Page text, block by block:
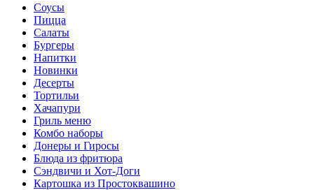
Соусы
Пицца
Салаты
Бургеры
Напитки
Новинки
Десерты
Тортильи
Хачапури
Гриль меню
Комбо наборы
Донеры и Гиросы
Блюда из фритюра
Сэндвичи и Хот-Доги
Картошка из Простоквашино